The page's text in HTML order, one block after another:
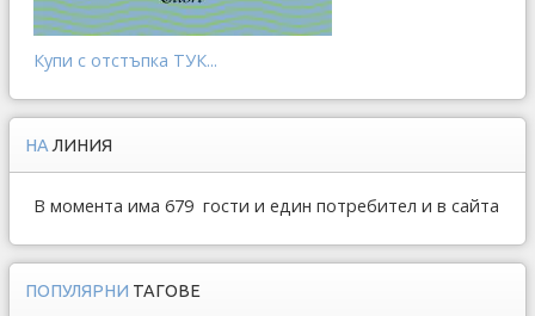
Купи с отстъпка ТУК...
НА ЛИНИЯ
В момента има 679 гости и един потребител и в сайта
ПОПУЛЯРНИ ТАГОВЕ